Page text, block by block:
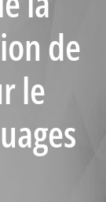
de
le